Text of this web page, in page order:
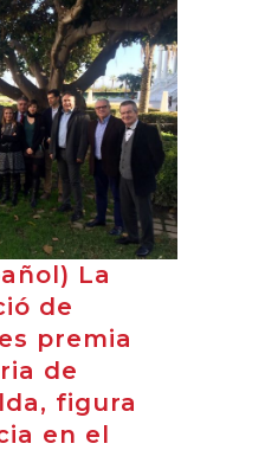
La
de
premia
de
figura
en el